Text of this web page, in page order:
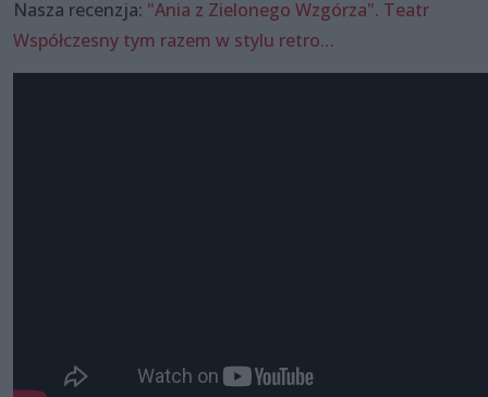
Nasza recenzja: "Ania z Zielonego Wzgórza". Teatr
Współczesny tym razem w stylu retro…